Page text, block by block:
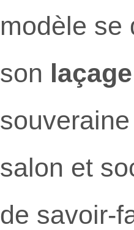
modèle
son
salon et
de savoir-